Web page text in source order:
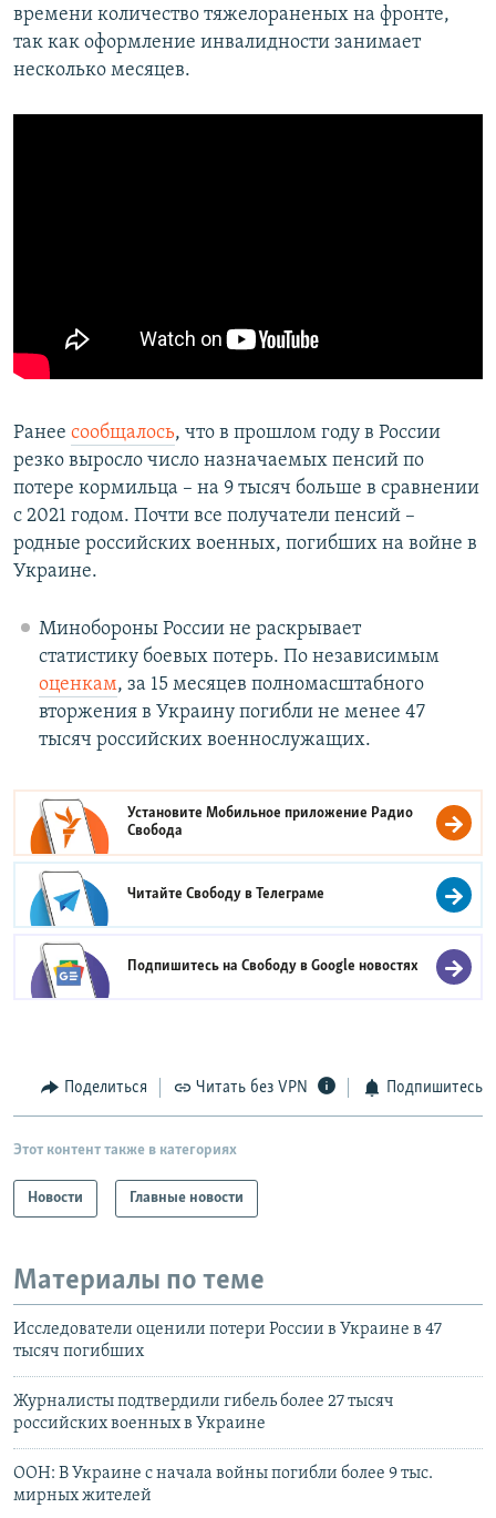
времени количество тяжелораненых на фронте,
так как оформление инвалидности занимает
несколько месяцев.
Ранее сообщалось, что в прошлом году в России
резко выросло число назначаемых пенсий по
потере кормильца – на 9 тысяч больше в сравнении
с 2021 годом. Почти все получатели пенсий –
родные российских военных, погибших на войне в
Украине.
Минобороны России не раскрывает
статистику боевых потерь. По независимым
оценкам, за 15 месяцев полномасштабного
вторжения в Украину погибли не менее 47
тысяч российских военнослужащих.
Установите Мобильное приложение Радио
Свобода
Читайте Свободу вТелеграме
Подпишитесь на Свободу вGoogle новостях
Поделиться Читать без VPN Подпишитесь
Этот контент также в категориях
Новости Главные новости
Материалы по теме
Исследователи оценили потери России в Украине в 47
тысяч погибших
Журналисты подтвердили гибель более 27 тысяч
российских военных в Украине
ООН: В Украине с начала войны погибли более 9 тыс.
мирных жителей